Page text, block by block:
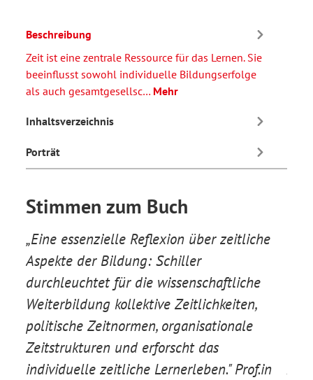
Beschreibung
Zeit ist eine zentrale Ressource für das Lernen. Sie
beeinflusst sowohl individuelle Bildungserfolge
als auch gesamtgesellsc… Mehr
Inhaltsverzeichnis
Porträt
Stimmen zum Buch
„Eine essenzielle Reflexion über zeitliche
Aspekte der Bildung: Schiller
durchleuchtet für die wissenschaftliche
Weiterbildung kollektive Zeitlichkeiten,
politische Zeitnormen, organisationale
Zeitstrukturen und erforscht das
individuelle zeitliche Lernerleben." Prof.in